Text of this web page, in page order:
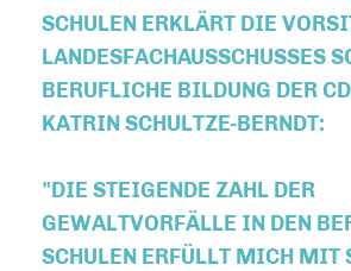
SCHULEN ERKLÄRT DIE
LANDESFACHAUSSCHUSSES
BERUFLICHE BILDUNG DER
KATRIN SCHULTZE-BERNDT:
"DIE STEIGENDE ZAHL DER
GEWALTVORFÄLLE IN DEN
SCHULEN ERFÜLLT MICH MIT